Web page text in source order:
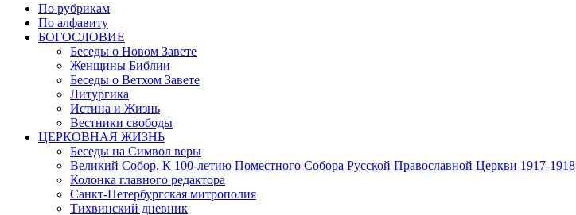
По рубрикам
По алфавиту
БОГОСЛОВИЕ
Беседы о Новом Завете
Женщины Библии
Беседы о Ветхом Завете
Литургика
Истина и Жизнь
Вестники свободы
ЦЕРКОВНАЯ ЖИЗНЬ
Беседы на Символ веры
Великий Собор. К 100-летию Поместного Собора Русской Православной Церкви 1917-1918
Колонка главного редактора
Санкт-Петербургская митрополия
Тихвинский дневник